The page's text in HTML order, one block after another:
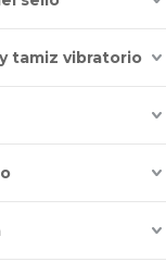
tamiz vibratorio